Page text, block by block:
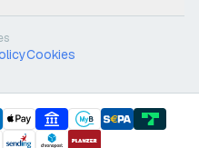
Cookies